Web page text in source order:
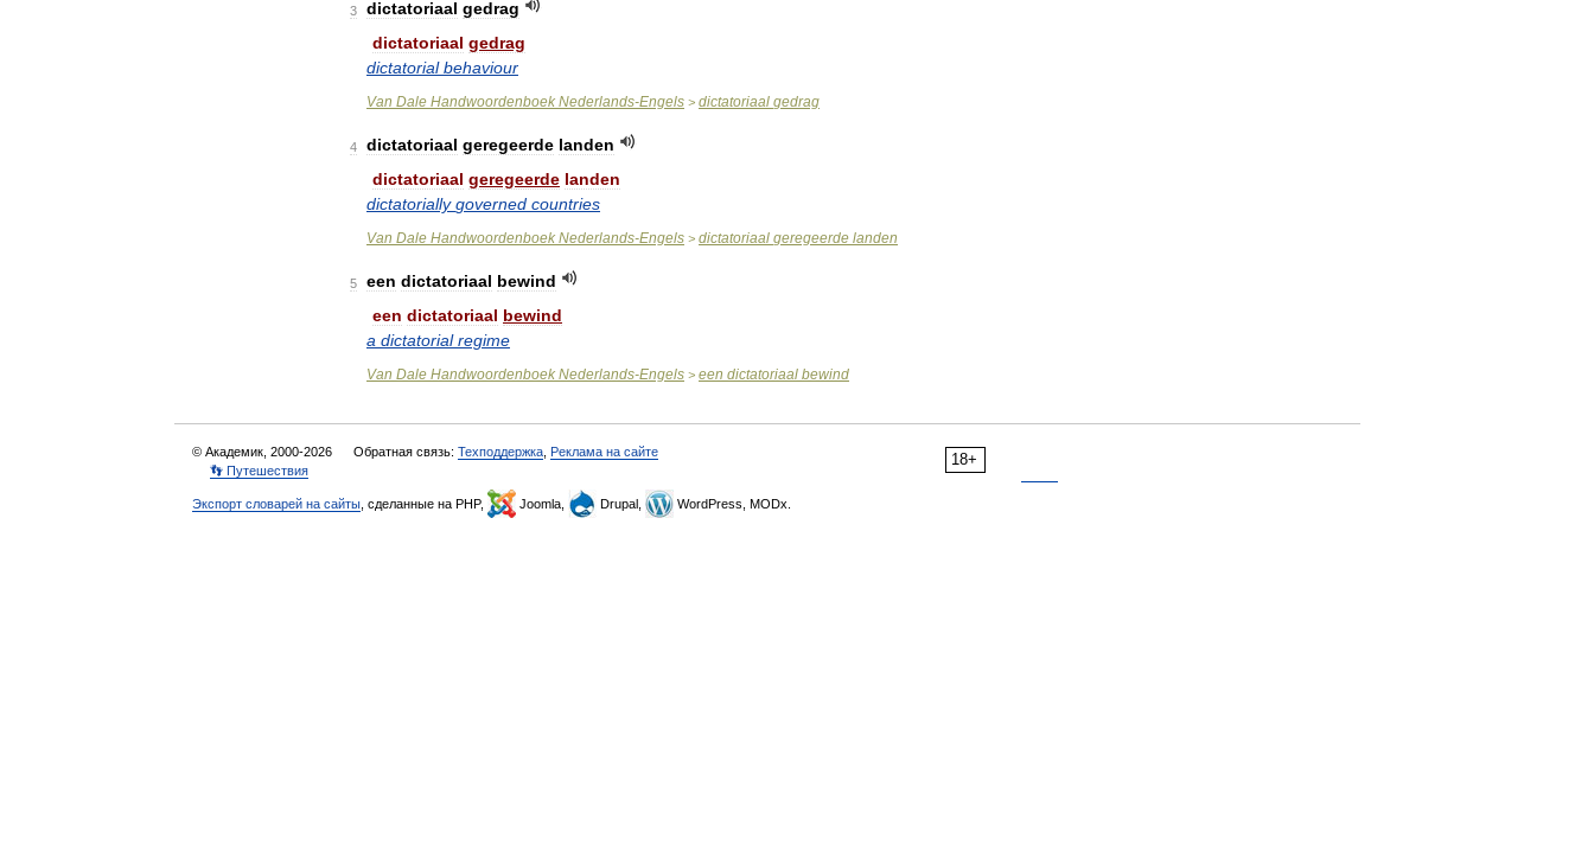
3 dictatoriaal gedrag
dictatoriaal gedrag
dictatorial behaviour
Van Dale Handwoordenboek Nederlands-Engels > dictatoriaal gedrag
4 dictatoriaal geregeerde landen
dictatoriaal geregeerde landen
dictatorially governed countries
Van Dale Handwoordenboek Nederlands-Engels > dictatoriaal geregeerde landen
5 een dictatoriaal bewind
een dictatoriaal bewind
a dictatorial regime
Van Dale Handwoordenboek Nederlands-Engels > een dictatoriaal bewind
18+
© Академик, 2000-2026 Обратная связь: Техподдержка Реклама на сайте
👣 Путешествия
Экспорт словарей на сайты , сделанные на PHP, Joomla, Drupal, WordPress, MODx.